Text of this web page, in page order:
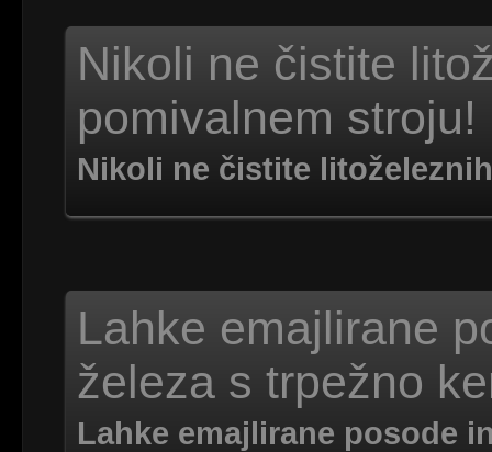
Nikoli ne čistite
pomivalnem stroju!
Nikoli ne čistite
Lahke emajlirane
železa s trpežno
Lahke emajlirane posode